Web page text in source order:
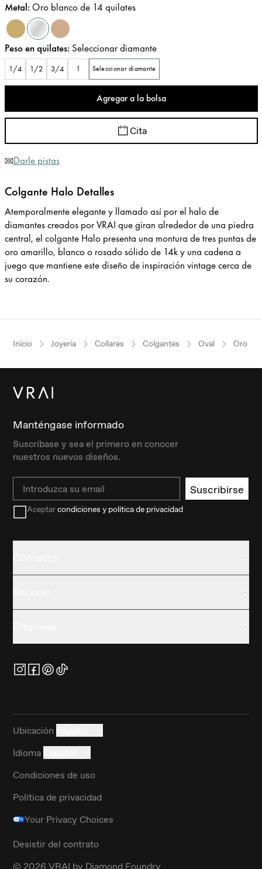
Metal: Oro blanco de 14 quilates
Peso en quilates: Seleccionar diamante
1/4 1/2 3/4 1 Seleccionar diamante
Agregar a la bolsa
Cita
Darle pistas
Colgante Halo Detalles
Atemporalmente elegante y llamado así por el halo de
diamantes creados por VRAI que giran alrededor de una piedra
central, el colgante Halo presenta una montura de tres puntas de
oro amarillo, blanco o rosado sólido de 14k y una cadena a
juego que mantiene este diseño de inspiración vintage cerca de
su corazón.
Inicio Joyería Collares Colgantes Oval Oro
Manténgase informado
Suscríbase y sea el primero en conocer
nuestros nuevos diseños.
Email Suscribirse
Aceptarcondiciones y política de privacidad
Ubicación
Idioma
Condiciones de uso
Política de privacidad
Your Privacy Choices
Desistir del contrato
© 2026 VRAI by Diamond Foundry